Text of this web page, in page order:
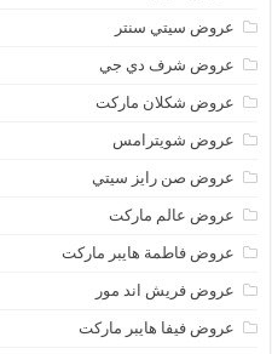
عروض سيتي سنتر
عروض شرف دي جي
عروض شكلان ماركت
عروض شويترامس
عروض صن رايز سيتي
عروض عالم ماركت
عروض فاطمة هايبر ماركت
عروض فريش اند مور
عروض فيفا هايبر ماركت